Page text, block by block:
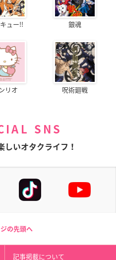
ュー!! 銀魂
リオ 呪術廻戦
SNS
しいオタクライフ！
の先頭へ
記事掲載について